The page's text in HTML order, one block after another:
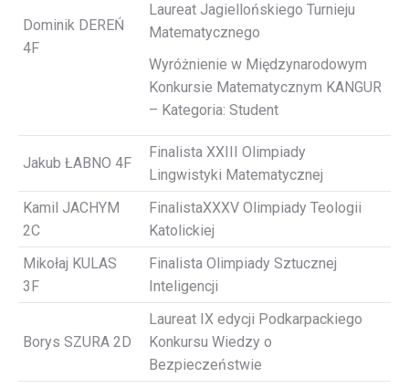
Dominik DEREŃ
4F
Laureat Jagiellońskiego Turnieju
Matematycznego
Wyróżnienie w Międzynarodowym
Konkursie Matematycznym KANGUR
– Kategoria: Student
Jakub ŁABNO 4F
Finalista XXIII Olimpiady
Lingwistyki Matematycznej
Kamil JACHYM
2C
FinalistaXXXV Olimpiady Teologii
Katolickiej
Mikołaj KULAS
3F
Finalista Olimpiady Sztucznej
Inteligencji
Borys SZURA 2D
Laureat IX edycji Podkarpackiego
Konkursu Wiedzy o
Bezpieczeństwie